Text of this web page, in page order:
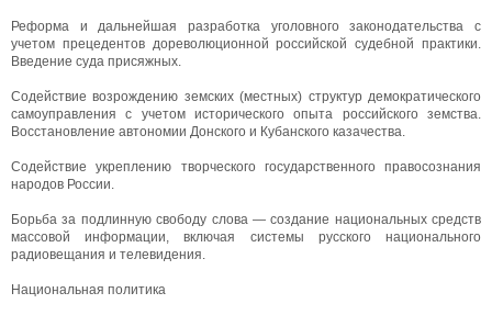
Реформа и дальнейшая разработка уголовного законодательства с
учетом прецедентов дореволюционной российской судебной практики.
Введение суда присяжных.
Содействие возрождению земских (местных) структур демократического
самоуправления с учетом исторического опыта российского земства.
Восстановление автономии Донского и Кубанского казачества.
Содействие укреплению творческого государственного правосознания
народов России.
Борьба за подлинную свободу слова — создание национальных средств
массовой информации, включая системы русского национального
радиовещания и телевидения.
Национальная политика